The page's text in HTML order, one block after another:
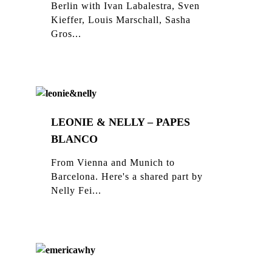
Berlin with Ivan Labalestra, Sven
Kieffer, Louis Marschall, Sasha
Gros...
LEONIE & NELLY – PAPES
BLANCO
From Vienna and Munich to
Barcelona. Here's a shared part by
Nelly Fei...